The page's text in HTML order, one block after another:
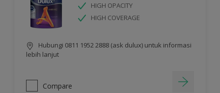
HIGH OPACITY
HIGH COVERAGE
Hubungi 0811 1952 2888 (ask dulux) untuk informasi
lebih lanjut
Compare